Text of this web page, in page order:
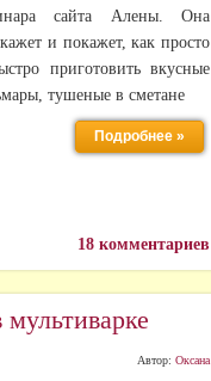
сайта Алены. Она
и покажет, как просто
приготовить вкусные
тушеные в сметане
Подробнее »
18 комментариев
Автор: Оксана